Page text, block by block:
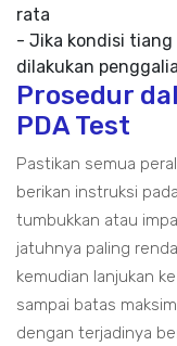
rata
- Jika kondisi
dilakukan
Prosedur
PDA Test
Pastikan semua
berikan instruksi
tumbukkan atau
jatuhnya paling
kemudian lanjukan
sampai batas
dengan terjadinya